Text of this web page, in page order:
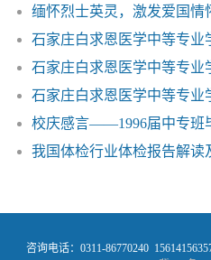
校庆感言——1996届中专班
咨询电话：0311-86770240